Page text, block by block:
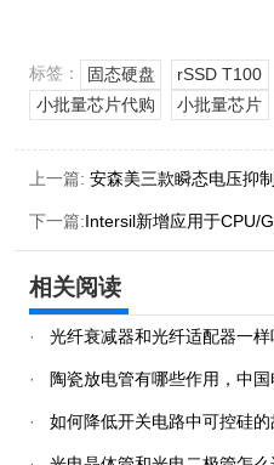
标签： 固态硬盘 rSSD T100
小批量芯片代购
小批量芯片
上一篇: 安森美三款瞬态电压抑
下一篇:Intersil新增应用于CPU/
相关阅读
· 光纤衰减器和光纤适配器一样
· 陶瓷放电管有哪些作用，中国
· 如何降低开关电路中可控硅的